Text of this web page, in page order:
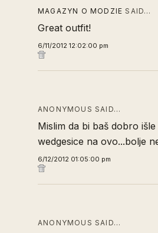
MAGAZYN O MODZIE SAID…
Great outfit!
6/11/2012 12:02:00 pm
ANONYMOUS SAID…
Mislim da bi baš dobro
wedgesice na ovo...bolje
6/12/2012 01:05:00 pm
ANONYMOUS SAID…